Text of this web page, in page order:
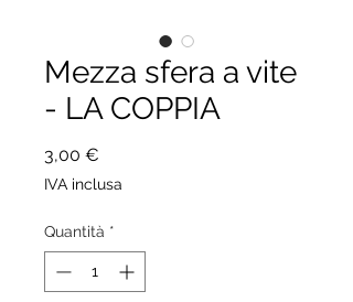
Mezza sfera a vite
- LA COPPIA
3,00 €
IVA inclusa
Quantità *